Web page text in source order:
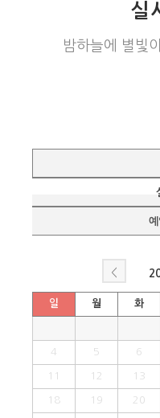
실
밤하늘에 별빛
<
일 월 화
4 5 6
11 12 13
18 19 20